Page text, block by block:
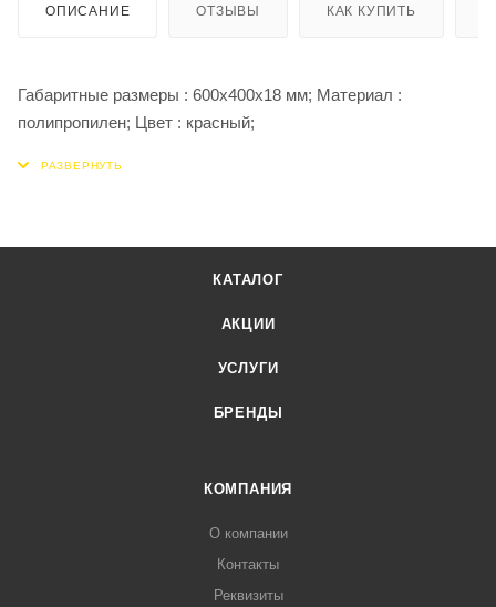
ОПИСАНИЕ ОТЗЫВЫ КАК КУПИТЬ
Габаритные размеры : 600х400х18 мм; Материал :
полипропилен; Цвет : красный;
КАТАЛОГ
АКЦИИ
УСЛУГИ
БРЕНДЫ
КОМПАНИЯ
О компании
Контакты
Реквизиты